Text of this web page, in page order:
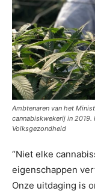
Ambtenaren van het
cannabiskwekerij in
Volksgezondheid
“Niet elke
eigenschappen
Onze uitdaging is